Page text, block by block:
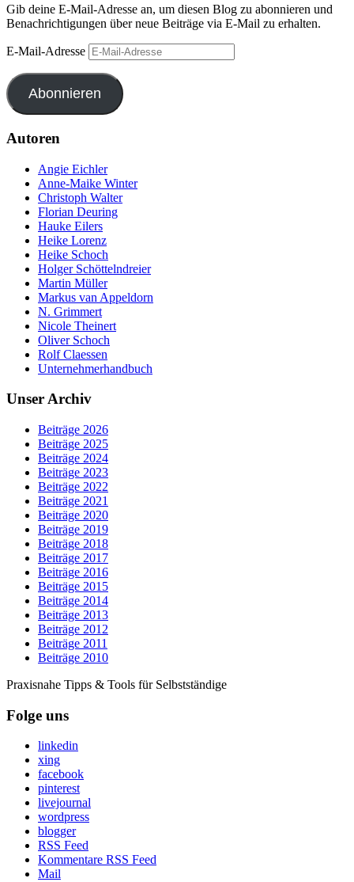
Gib deine E-Mail-Adresse an, um diesen Blog zu abonnieren und
Benachrichtigungen über neue Beiträge via E-Mail zu erhalten.
E-Mail-Adresse
Abonnieren
Autoren
Angie Eichler
Anne-Maike Winter
Christoph Walter
Florian Deuring
Hauke Eilers
Heike Lorenz
Heike Schoch
Holger Schöttelndreier
Martin Müller
Markus van Appeldorn
N. Grimmert
Nicole Theinert
Oliver Schoch
Rolf Claessen
Unternehmerhandbuch
Unser Archiv
Beiträge 2026
Beiträge 2025
Beiträge 2024
Beiträge 2023
Beiträge 2022
Beiträge 2021
Beiträge 2020
Beiträge 2019
Beiträge 2018
Beiträge 2017
Beiträge 2016
Beiträge 2015
Beiträge 2014
Beiträge 2013
Beiträge 2012
Beiträge 2011
Beiträge 2010
Praxisnahe Tipps & Tools für Selbstständige
Folge uns
linkedin
xing
facebook
pinterest
livejournal
wordpress
blogger
RSS Feed
Kommentare RSS Feed
Mail